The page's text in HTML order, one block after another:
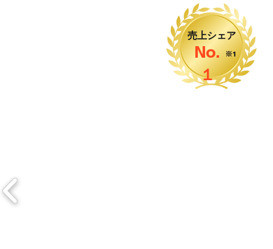
売上シェア
No.
１
※1